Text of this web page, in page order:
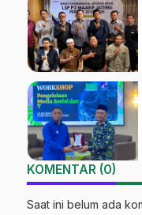
KOMENTAR (0)
Saat ini belum ada